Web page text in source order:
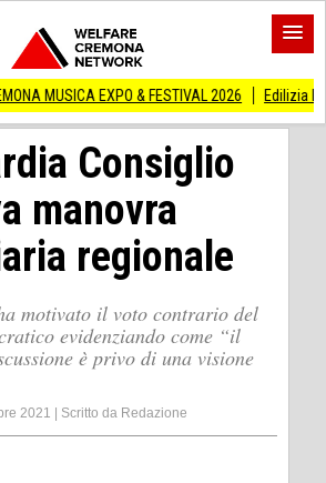
& FESTIVAL 2026 Edilizia lombarda, CNA:
Consiglio
manovra
regionale
motivato il voto contrario del
evidenziando come “il
è privo di una visione
2021 Scritto da Redazione